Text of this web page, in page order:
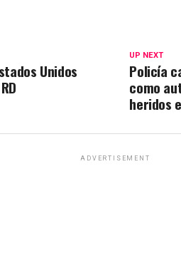
UP NEXT
Policía
como
heridos
Unidos
ADVERTISEMENT